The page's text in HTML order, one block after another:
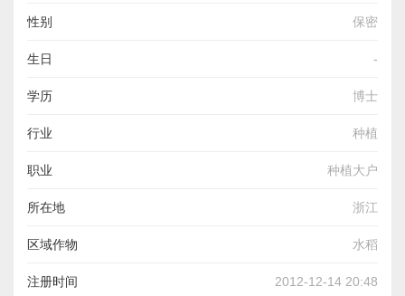
性别 保密
生日 -
学历 博士
行业 种植
职业 种植大户
所在地 浙江
区域作物 水稻
柑橘
注册时间 2012-12-14 20:48